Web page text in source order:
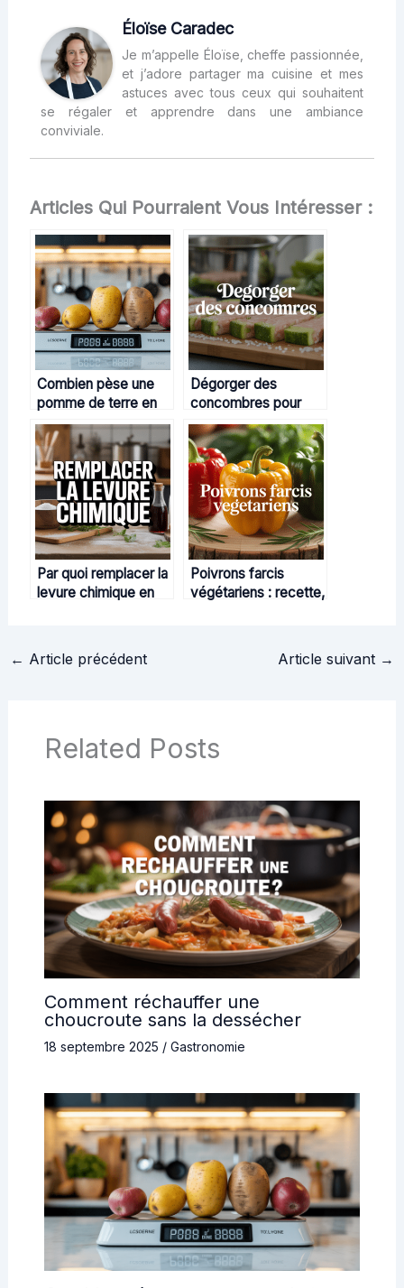
Éloïse Caradec
Je m’appelle Éloïse, cheffe passionnée,
et j’adore partager ma cuisine et mes
astuces avec tous ceux qui souhaitent
se régaler et apprendre dans une ambiance
conviviale.
Articles Qui Pourraient Vous Intéresser :
Combien pèse une
pomme de terre en
cuisine et pourquoi
ce poids importe
Dégorger des
concombres pour
des plats plus
savoureux et
croquants
Par quoi remplacer la
levure chimique en
Poivrons farcis
végétariens : recette,
← Article précédent Article suivant →
Related Posts
Comment réchauffer une
choucroute sans la dessécher
18 septembre 2025 / Gastronomie